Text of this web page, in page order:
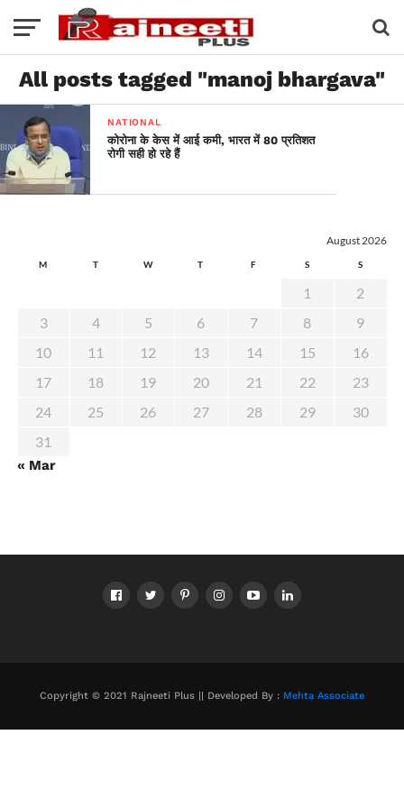
All posts tagged "manoj bhargava"
NATIONAL
कोरोना के केस में आई कमी, भारत में 80 प्रतिशत
रोगी सही हो रहे हैं
August 2026
M T W T F S S
1
2
3
4 5 6 7 8
9
10
11 12 13 14 15
16
17
18 19 20 21 22
23
24
25 26 27 28 29
30
31
« Mar
Copyright © 2021 Rajneeti Plus || Developed By : Mehta Associate